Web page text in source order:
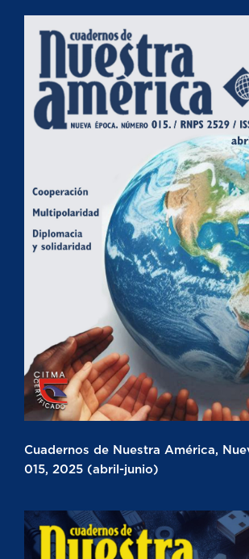
Cuadernos de Nuestra América,
015, 2025 (abril-junio)